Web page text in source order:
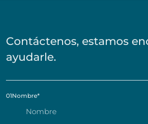
Contáctenos, estamos
ayudarle.
01Nombre*